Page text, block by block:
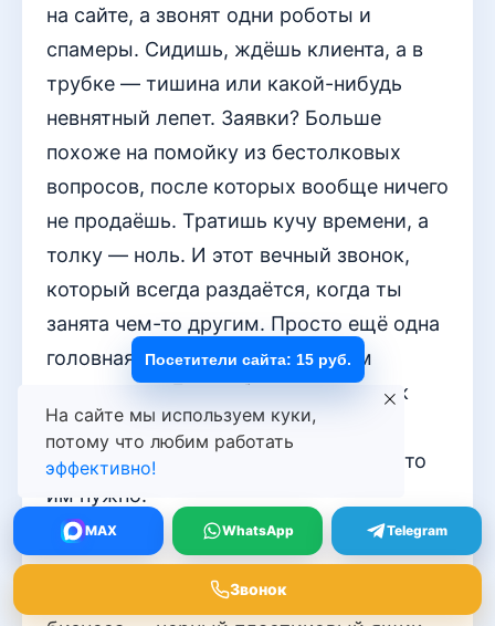
на сайте, а звонят одни роботы и
спамеры. Сидишь, ждёшь клиента, а в
трубке — тишина или какой-нибудь
невнятный лепет. Заявки? Больше
похоже на помойку из бестолковых
вопросов, после которых вообще ничего
не продаёшь. Тратишь кучу времени, а
толку — ноль. И этот вечный звонок,
который всегда раздаётся, когда ты
занята чем-то другим. Просто ещё одна
головная боль, а не какой-то там
«источник». Лучше бы написали, как
отсеять всех этих странных людей,
которые даже объяснить не могут, что
им нужно.
RedShark
Вот он, священный грааль малого
На сайте мы используем куки,
потому что любим работать
эффективно!
MAX WhatsApp Telegram
Звонок
Посетители сайта: 15 руб.